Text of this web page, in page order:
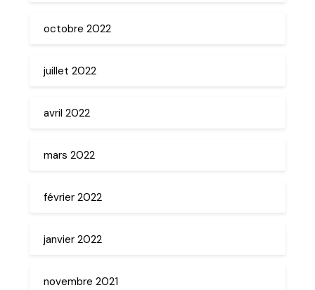
octobre 2022
juillet 2022
avril 2022
mars 2022
février 2022
janvier 2022
novembre 2021